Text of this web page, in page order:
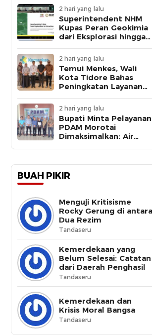
2 hari yang lalu
Superintendent NHM
Kupas Peran Geokimia
dari Eksplorasi hingga
Webinar MGEI-SC UNG
2 hari yang lalu
Temui Menkes, Wali
Kota Tidore Bahas
Peningkatan Layanan
2 hari yang lalu
Bupati Minta Pelayanan
PDAM Morotai
Dimaksimalkan: Air
BUAH PIKIR
Menguji Kritisisme
Rocky Gerung di antara
Dua Rezim
Tandaseru
Kemerdekaan yang
Belum Selesai: Catatan
dari Daerah Penghasil
Tandaseru
Kemerdekaan dan
Krisis Moral Bangsa
Tandaseru